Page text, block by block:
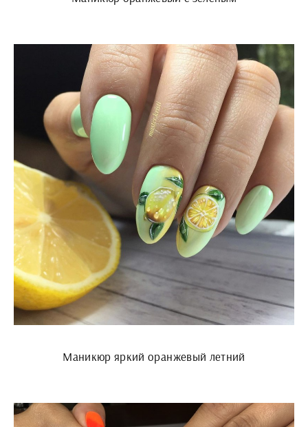
Маникюр яркий оранжевый летний